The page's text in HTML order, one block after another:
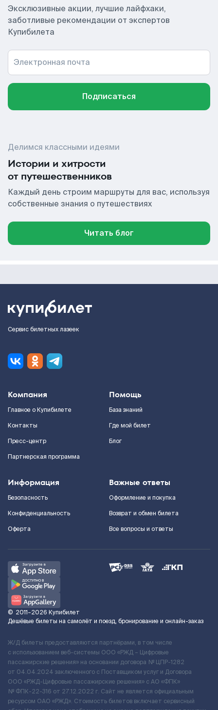
Эксклюзивные акции, лучшие лайфхаки,
заботливые рекомендации от экспертов
Купибилета
Электронная почта
Подписаться
Делимся классными идеями
Истории и хитрости
от путешественников
Каждый день строим маршруты для вас, используя
собственные знания о путешествиях
Читать блог
Сервис билетных лазеек
Компания
Главное о Купибилете
Контакты
Пресс-центр
Партнерская программа
Помощь
База знаний
Где мой билет
Блог
Информация
Безопасность
Конфиденциальность
Оферта
Важные ответы
Оформление и покупка
Возврат и обмен билета
Все вопросы и ответы
© 2011–2026 Купибилет
Дешёвые билеты на самолёт и поезд, бронирование и онлайн-заказ
Ж/Д билеты предоставляются партнёрами, в том числе
с использованием веб-системы ООО «РЖД – Цифровые
пассажирские решения» на основании договора № ЦПР-1282
от 04.04.2024 заключенного с Поставщиком услуг и Договора
ООО «РЖД-Цифровые пассажирские решения» c АО «ФПК»
№ ФПК-22-316 от 27.12.2022 г. Сайт не является официальным
ресурсом ОАО «РЖД». Стоимость билетов включает сервисный